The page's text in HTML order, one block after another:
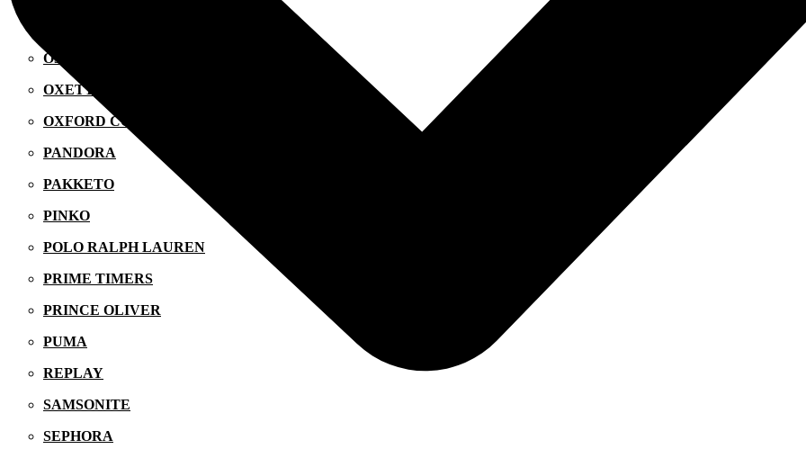
OJO
OXETTE
OXFORD COMPANY
PANDORA
PAKKETO
PINKO
POLO RALPH LAUREN
PRIME TIMERS
PRINCE OLIVER
PUMA
REPLAY
SAMSONITE
SEPHORA